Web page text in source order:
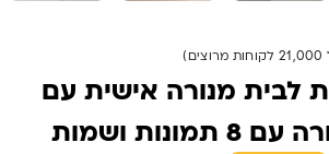
לבית מנורה אישית עם
ושמות